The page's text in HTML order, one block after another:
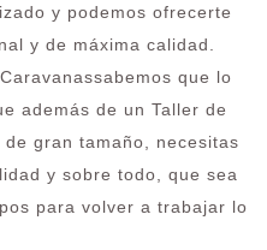
y podemos ofrecerte
y de máxima calidad.
que lo
además de un Taller de
gran tamaño, necesitas
y sobre todo, que sea
para volver a trabajar lo